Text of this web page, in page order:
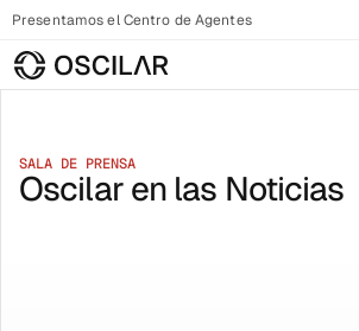
Presentamos el Centro de Agentes
SALA DE PRENSA
Oscilar en las Noticias